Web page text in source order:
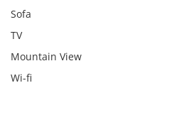
Sofa
TV
Mountain View
Wi-fi